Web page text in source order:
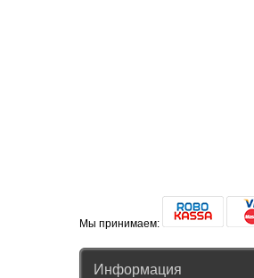
Мы принимаем:
Информация